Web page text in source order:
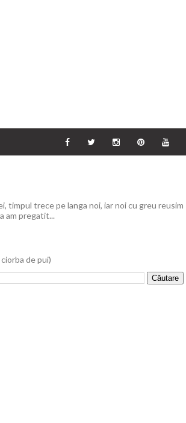
timpul trece pe langa noi, iar noi cu greu reusim
am pregatit...
de pui)